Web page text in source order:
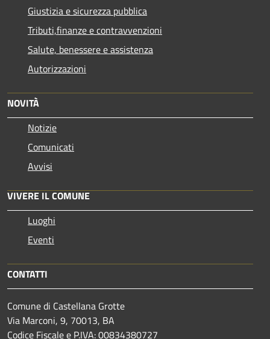
Giustizia e sicurezza pubblica
Tributi,finanze e contravvenzioni
Salute, benessere e assistenza
Autorizzazioni
NOVITÀ
Notizie
Comunicati
Avvisi
VIVERE IL COMUNE
Luoghi
Eventi
CONTATTI
Comune di Castellana Grotte
Via Marconi, 9, 70013, BA
Codice Fiscale e P.IVA: 00834380727